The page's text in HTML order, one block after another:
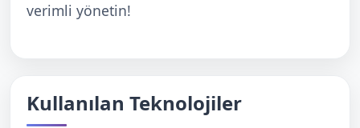
verimli yönetin!
Kullanılan Teknolojiler